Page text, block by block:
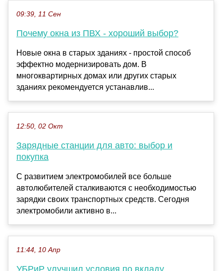
09:39, 11 Сен
Почему окна из ПВХ - хороший выбор?
Новые окна в старых зданиях - простой способ
эффектно модернизировать дом. В
многоквартирных домах или других старых
зданиях рекомендуется устанавлив...
12:50, 02 Окт
Зарядные станции для авто: выбор и
покупка
С развитием электромобилей все больше
автолюбителей сталкиваются с необходимостью
зарядки своих транспортных средств. Сегодня
электромобили активно в...
11:44, 10 Апр